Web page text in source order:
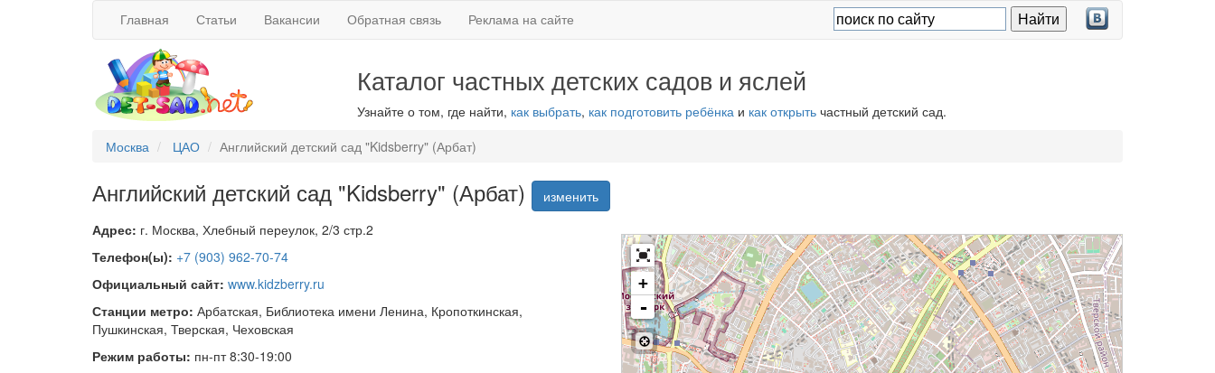
Главная Статьи Вакансии Обратная связь Реклама на сайте
Каталог частных детских садов и яслей
Узнайте о том, где найти, как выбрать, как подготовить ребёнкаи как открытьчастный детский сад.
Москва
ЦАО Английский детский сад "Kidsberry" (Арбат)
Английский детский сад "Kidsberry" (Арбат)
изменить
Адрес: г. Москва, Хлебный переулок, 2/3 стр.2
Телефон(ы): +7 (903) 962-70-74
Официальный сайт: www.kidzberry.ru
Станции метро: Арбатская, Библиотека имени Ленина, Кропоткинская,
Пушкинская, Тверская, Чеховская
Режим работы: пн-пт 8:30-19:00
+
-